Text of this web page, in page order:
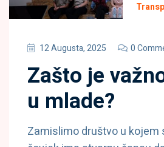
12 Augusta, 2025 0
Zašto je
u mlade?
Zamislimo društvo u kojem